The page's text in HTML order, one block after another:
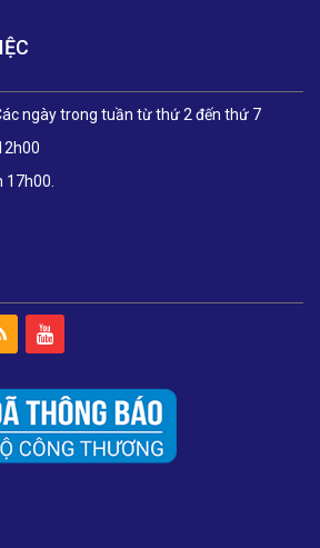
ngày trong tuần từ thứ 2 đến thứ 7
17h00.